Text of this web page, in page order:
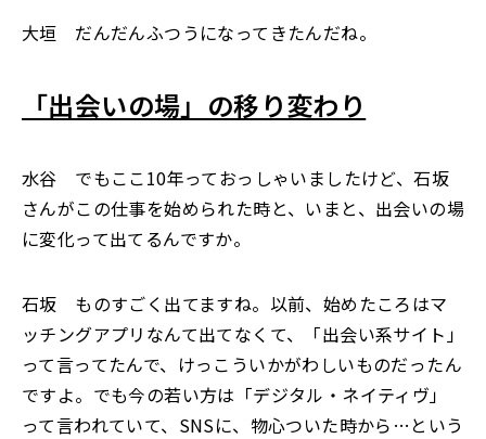
大垣 だんだんふつうになってきたんだね。
「出会いの場」の移り変わり
水谷 でもここ10年っておっしゃいましたけど、石坂
さんがこの仕事を始められた時と、いまと、出会いの場
に変化って出てるんですか。
石坂 ものすごく出てますね。以前、始めたころはマ
ッチングアプリなんて出てなくて、「出会い系サイト」
って言ってたんで、けっこういかがわしいものだったん
ですよ。でも今の若い方は「デジタル・ネイティヴ」
って言われていて、SNSに、物心ついた時から…という